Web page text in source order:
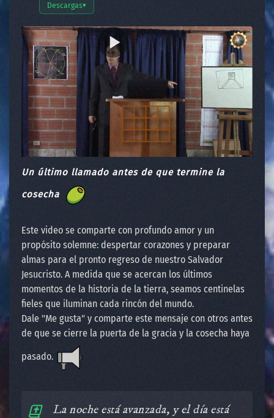
Descargas▾
Abrir opciones de descarga
Un último llamado antes de que termine la
cosecha
Este video se comparte con profundo amor y un
propósito solemne: despertar corazones y preparar
almas para el pronto regreso de nuestro Salvador
Jesucristo. A medida que se acercan los últimos
momentos de la historia de la tierra, seamos centinelas
fieles que iluminan cada rincón del mundo.
Dale "Me gusta" y comparte este mensaje con otros antes
de que se cierre la puerta de la gracia y la cosecha haya
pasado.
️La noche está avanzada, y el día está